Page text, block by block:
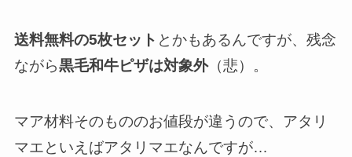
送料無料の5枚セット とかもあるんですが、残念
ながら黒毛和牛ピザは対象外（悲）。
マア材料そのもののお値段が違うので、アタリ
マエといえばアタリマエなんですが…